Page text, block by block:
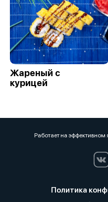
Жареный с
курицей
Работает на эффективном
Политика